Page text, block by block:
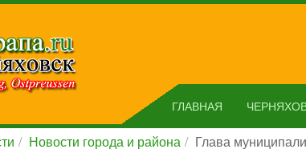
ГЛАВНАЯ
Новости города и района Глава